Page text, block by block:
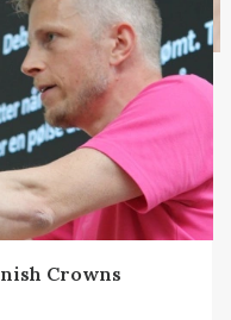
Crowns